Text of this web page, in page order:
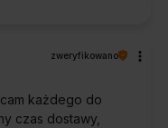
zweryfikowano
każdego do
czas dostawy,